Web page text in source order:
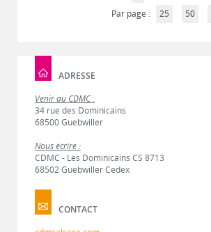
Par page :
25 50
ADRESSE
Venir au CDMC :
34 rue des Dominicains
68500 Guebwiller
Nous écrire :
CDMC - Les Dominicains CS 8713
68502 Guebwiller Cedex
CONTACT